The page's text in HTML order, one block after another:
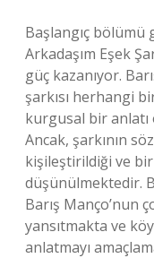
Başlangıç bölümü
Arkadaşım Eşek
güç kazanıyor.
şarkısı herhangi
kurgusal bir
Ancak, şarkının
kişileştirildiği ve
düşünülmektedir.
Barış Manço’nun
yansıtmakta ve
anlatmayı